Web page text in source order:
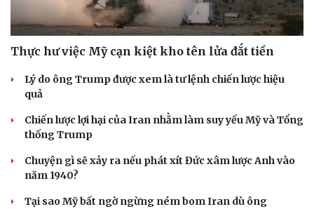
Thực hư việc Mỹ cạn kiệt kho tên lửa đắt tiền
Lý do ông Trump được xem là tư lệnh chiến lược hiệu
quả
Chiến lược lợi hại của Iran nhằm làm suy yếu Mỹ và Tổng
thống Trump
Chuyện gì sẽ xảy ra nếu phát xít Đức xâm lược Anh vào
năm 1940?
Tại sao Mỹ bất ngờ ngừng ném bom Iran dù ông